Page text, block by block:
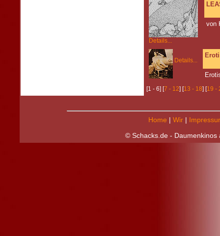
Details...
von
Details...
[1 - 6] [7 - 12] [13 - 18] [19 -
Home | Wir|
© Schacks.de - Daumenkinos